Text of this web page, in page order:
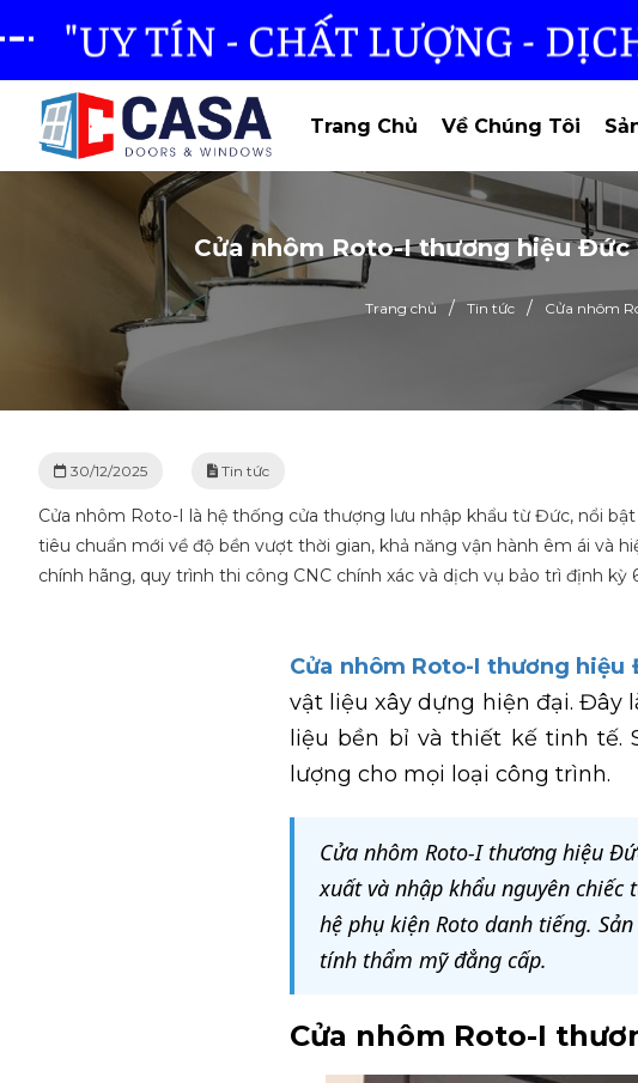
Trang Chủ Về Chúng Tôi
Cửa nhôm Roto-I thương hiệu
Trang chủ / Tin tức / Cửa nhôm
30/12/2025 Tin tức
Cửa nhôm Roto-I là hệ thống cửa thượng lưu nhập khẩu từ Đức, nổi
tiêu chuẩn mới về độ bền vượt thời gian, khả năng vận hành êm ái và
chính hãng, quy trình thi công CNC chính xác và dịch vụ bảo trì định kỳ
Cửa nhôm Roto-I thương
vật liệu xây dựng hiện đại. Đây
liệu bền bỉ và thiết kế tinh tế.
lượng cho mọi loại công trình.
Cửa nhôm Roto-I thương hiệu
xuất và nhập khẩu nguyên
hệ phụ kiện Roto danh tiếng.
tính thẩm mỹ đẳng cấp.
Cửa nhôm Roto-I